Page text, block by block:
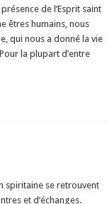
de l’Esprit saint
êtres humains, nous
qui nous a donné la vie
la plupart d’entre
spiritaine se retrouvent
et d’échanges.